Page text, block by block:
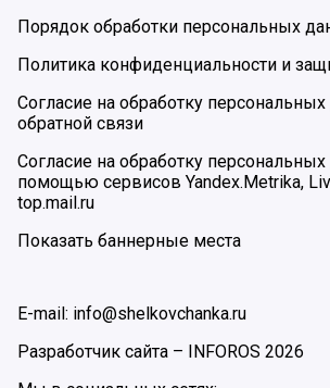
Порядок обработки персональных
Политика конфиденциальности и
Согласие на обработку
обратной связи
Согласие на обработку
помощью сервисов Yandex.Metrika,
top.mail.ru
Показать баннерные места
E-mail: info@shelkovchanka.ru
Разработчик сайта –
INFOROS 2026